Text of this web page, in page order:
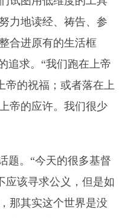
力地读经、祷告、参
合进原有的生活框
追求。“我们跑在上帝
帝的祝福；或者落在上
帝的应许。我们很少
题。“今天的很多基督
应该寻求公义，但是如
那其实这个世界是没